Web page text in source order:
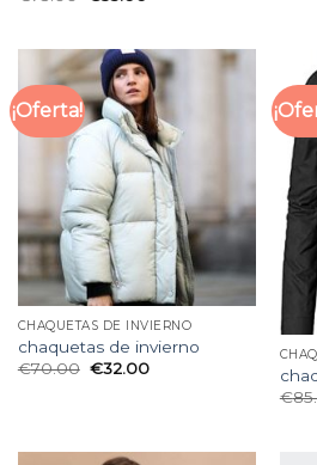
¡Oferta!
CHAQUETAS DE INVIERNO
chaquetas de invierno
€70.00 €32.00
€